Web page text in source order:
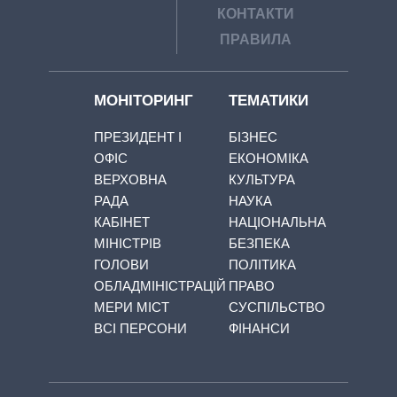
КОНТАКТИ
ПРАВИЛА
МОНІТОРИНГ
ПРЕЗИДЕНТ І
ОФІС
ВЕРХОВНА
РАДА
КАБІНЕТ
МІНІСТРІВ
ГОЛОВИ
ОБЛАДМІНІСТРАЦІЙ
МЕРИ МІСТ
ВСІ ПЕРСОНИ
ТЕМАТИКИ
БІЗНЕС
ЕКОНОМІКА
КУЛЬТУРА
НАУКА
НАЦІОНАЛЬНА
БЕЗПЕКА
ПОЛІТИКА
ПРАВО
СУСПІЛЬСТВО
ФІНАНСИ